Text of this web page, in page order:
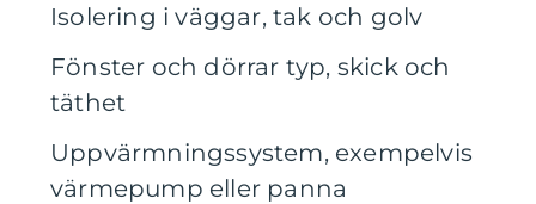
Isolering i väggar, tak och golv
Fönster och dörrar typ, skick och
täthet
Uppvärmningssystem, exempelvis
värmepump eller panna